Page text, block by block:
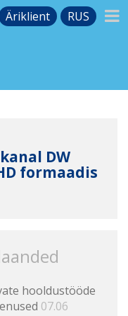
Äriklient RUS
DW
formaadis
hooldustööde
07.06